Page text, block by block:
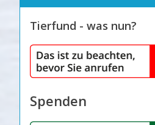
Tierfund - was nun?
Spenden